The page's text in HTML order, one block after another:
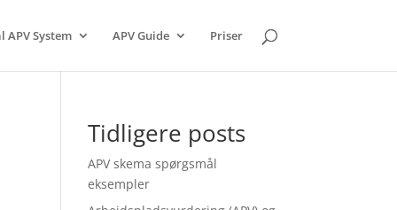
APV System APV Guide Priser
Tidligere posts
APV skema spørgsmål
eksempler